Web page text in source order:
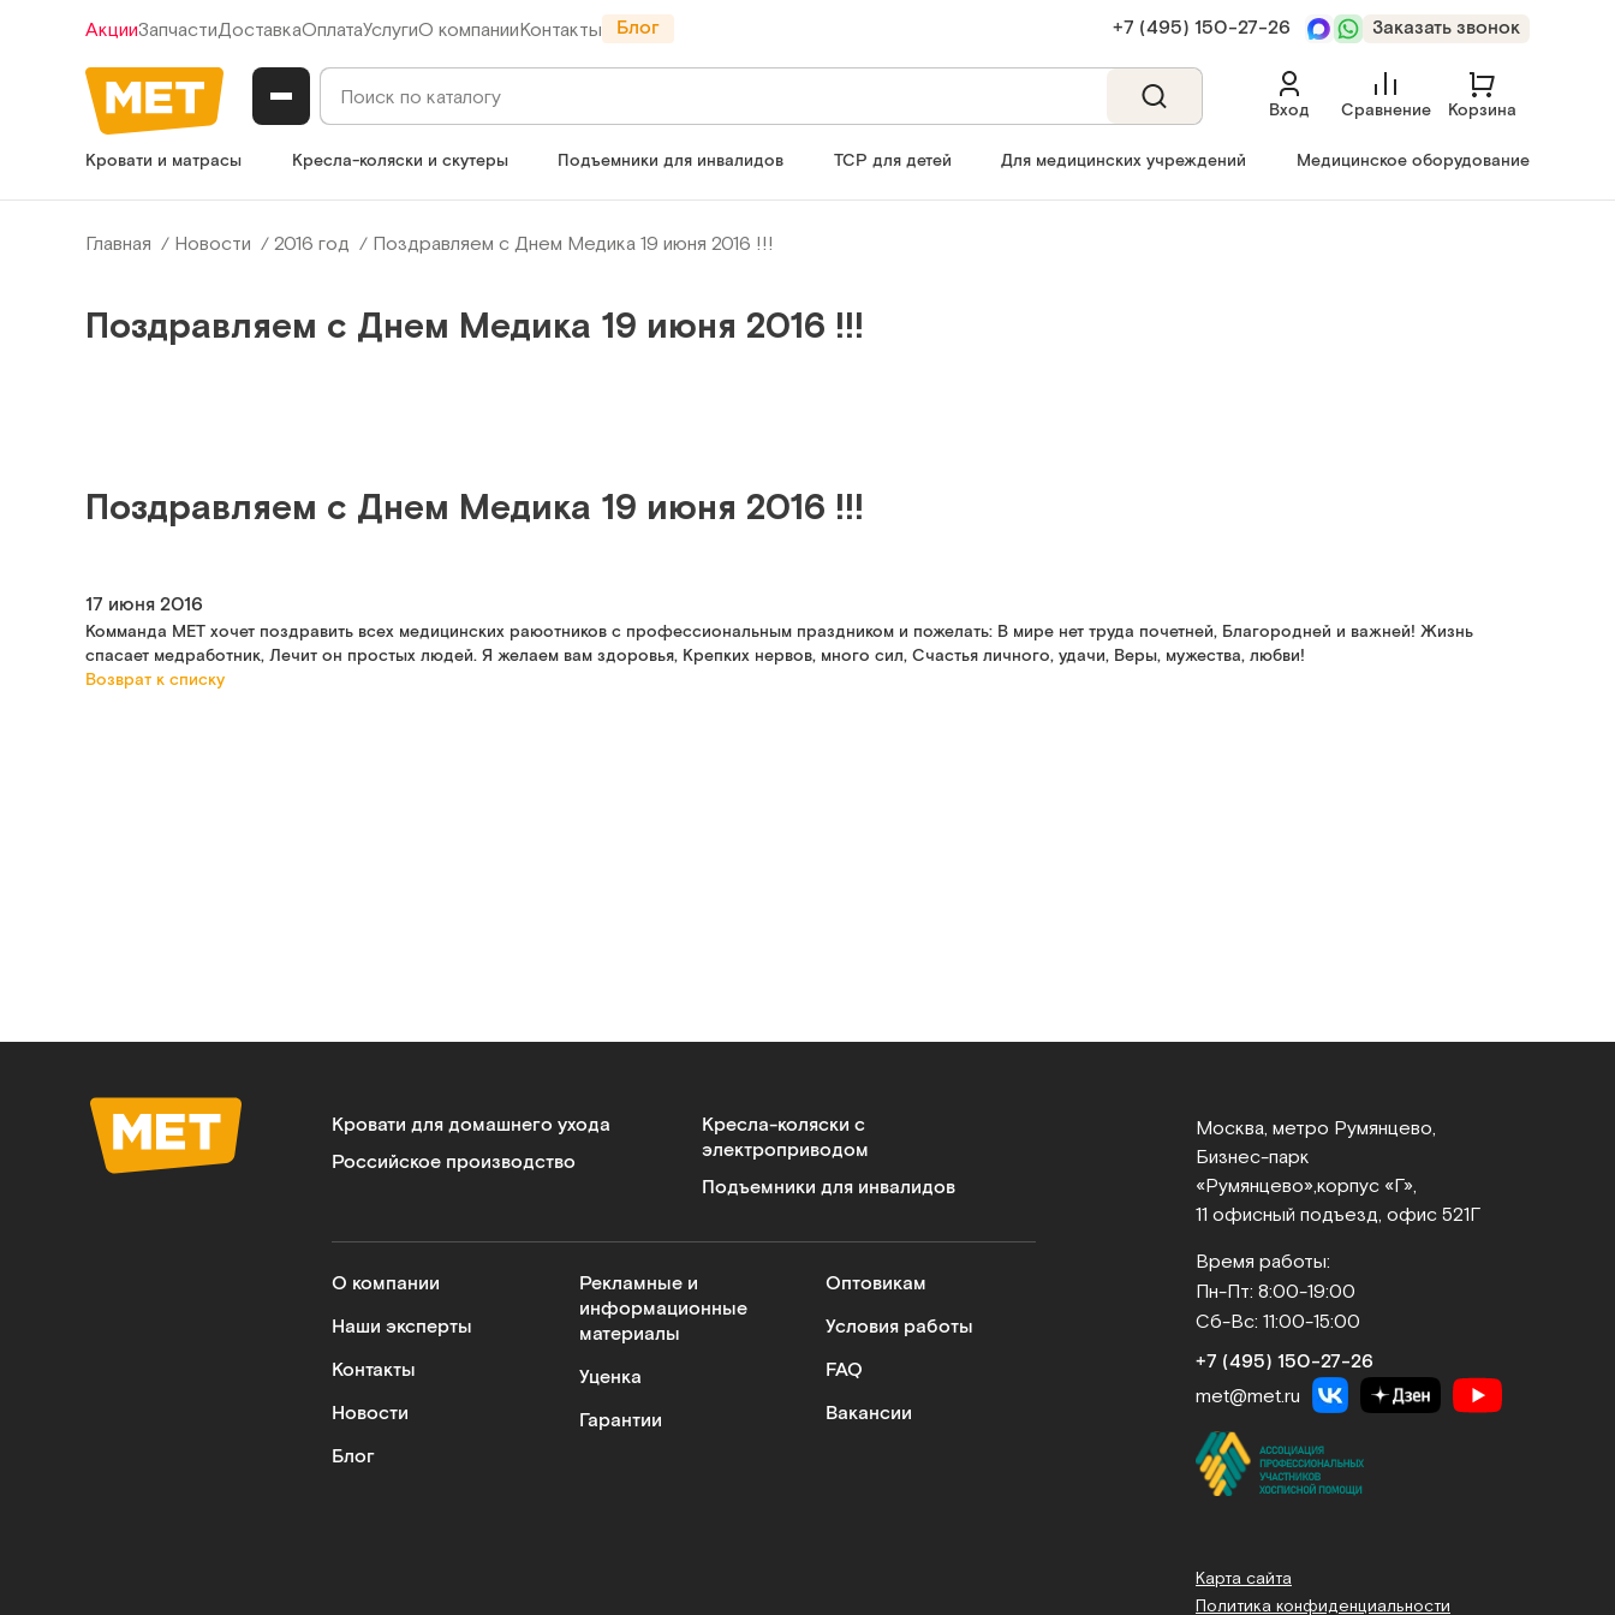
АкцииЗапчастиДоставкаОплатаУслугиО компанииКонтакты Блог +7 (495) 150‑27‑26 Заказать звонок
Вход Сравнение Корзина
Кровати и матрасы Кресла-коляски и скутеры Подъемники для инвалидов ТСР для детей Для медицинских учреждений Медицинское оборудование
Главная Новости 2016 год Поздравляем с Днем Медика 19 июня 2016 !!!
Поздравляем с Днем Медика 19 июня 2016 !!!
Поздравляем с Днем Медика 19 июня 2016 !!!
17 июня 2016
Комманда МЕТ хочет поздравить всех медицинских раюотников с профессиональным праздником и пожелать: В мире нет труда почетней, Благородней и важней! Жизнь
спасает медработник, Лечит он простых людей. Я желаем вам здоровья, Крепких нервов, много сил, Счастья личного, удачи, Веры, мужества, любви!
Возврат к списку
Кровати для домашнего ухода
Российское производство
Кресла-коляски с
электроприводом
Подъемники для инвалидов
О компании
Наши эксперты
Контакты
Новости
Блог
Рекламные и
информационные
материалы
Уценка
Гарантии
Оптовикам
Условия работы
FAQ
Вакансии
Москва, метро Румянцево,
Бизнес‑парк
«Румянцево», корпус «Г»,
11 офисный подъезд, офис 521Г
Время работы:
Пн-Пт: 8:00-19:00
Сб-Вс: 11:00-15:00
+7 (495) 150‑27‑26
met@met.ru
Карта сайта
Политика конфиденциальности